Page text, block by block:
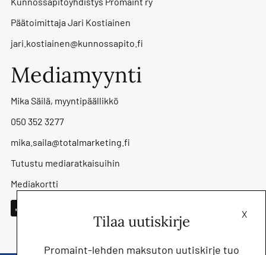
Päätoimittaja Jari Kostiainen
jari.kostiainen@kunnossapito.fi
Mediamyynti
Mika Säilä, myyntipäällikkö
050 352 3277
mika.saila@totalmarketing.fi
Tutustu mediaratkaisuihin
Mediakortti
X
Tilaa uutiskirje
Promaint-lehden maksuton uutiskirje tuo